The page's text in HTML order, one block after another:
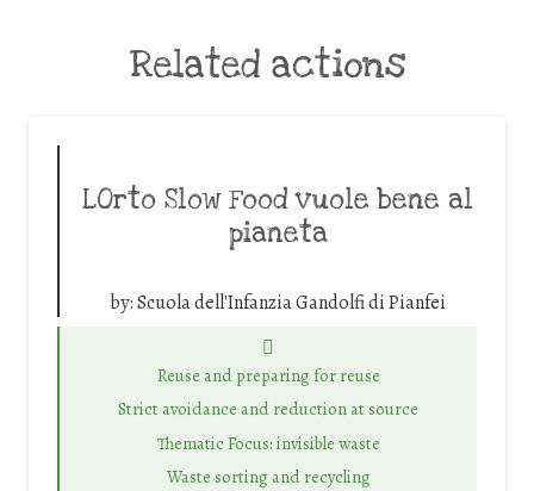
Related actions
LOrto Slow Food vuole bene al
pianeta
by:Scuola dell'Infanzia Gandolfi di Pianfei
Reuse and preparing for reuse
Strict avoidance and reduction at source
Thematic Focus: invisible waste
Waste sorting and recycling